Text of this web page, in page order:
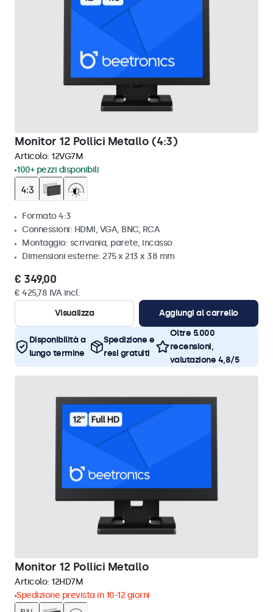
Monitor 12 Pollici Metallo (4:3)
Articolo: 12VG7M
100+ pezzi disponibili
Formato 4:3
Connessioni: HDMI, VGA, BNC, RCA
Montaggio: scrivania, parete, incasso
Dimensioni esterne: 275 x 213 x 38 mm
€ 349,00
€ 425,78 IVA incl.
Visualizza
Aggiungi al carrello
Disponibilità a
lungo termine
Spedizione e
resi gratuiti
Oltre 5.000
recensioni,
valutazione 4,8/5
Monitor 12 Pollici Metallo
Articolo: 12HD7M
Spedizione prevista in 10-12 giorni